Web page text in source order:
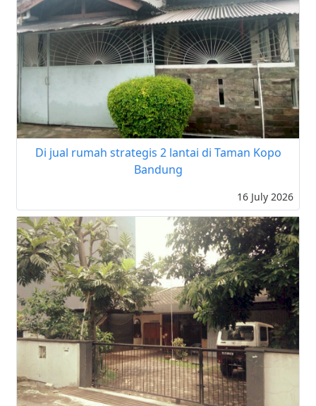
Di jual rumah strategis 2 lantai di Taman Kopo
Bandung
16 July 2026